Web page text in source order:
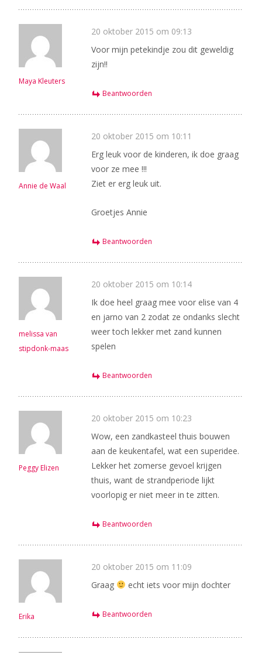
Maya Kleuters
20 oktober 2015 om 09:13
Voor mijn petekindje zou dit geweldig
zijn!!
Beantwoorden
Annie de Waal
20 oktober 2015 om 10:11
Erg leuk voor de kinderen, ik doe graag
voor ze mee !!!
Ziet er erg leuk uit.
Groetjes Annie
Beantwoorden
melissa van
stipdonk-maas
20 oktober 2015 om 10:14
Ik doe heel graag mee voor elise van 4
en jarno van 2 zodat ze ondanks slecht
weer toch lekker met zand kunnen
spelen
Beantwoorden
Peggy Elizen
20 oktober 2015 om 10:23
Wow, een zandkasteel thuis bouwen
aan de keukentafel, wat een superidee.
Lekker het zomerse gevoel krijgen
thuis, want de strandperiode lijkt
voorlopig er niet meer in te zitten.
Beantwoorden
Erika
20 oktober 2015 om 11:09
Graag
echt iets voor mijn dochter
Beantwoorden